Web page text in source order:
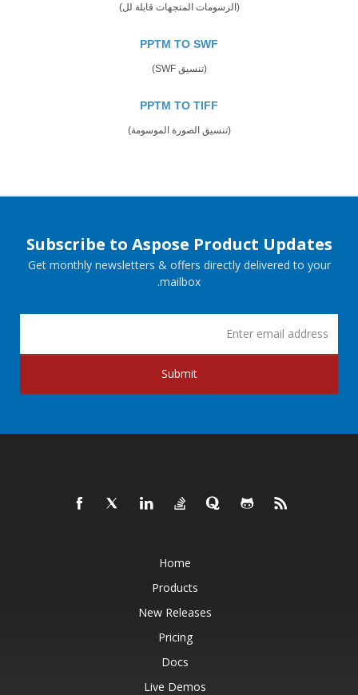
(الرسومات المتجهات قابلة لل)
PPTM TO SWF
(تنسيق SWF)
PPTM TO TIFF
(تنسيق الصورة الموسومة)
Subscribe to Aspose Product Updates
Get monthly newsletters & offers directly delivered to your
mailbox.
Submit
Home
Products
New Releases
Pricing
Docs
Live Demos